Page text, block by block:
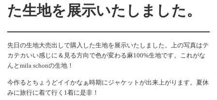
た生地を展示いたしました。
先日の生地大売出しで購入した生地を展示いたしました。上の写真はテ
カテカいい感じに＆見る方向で色が変わる麻100%生地です。これがな
んとmila schonの生地！
今作るとちょうどイイかなぁ時期にジャケットが出来上がります。夏休
みに旅行に着て行く1着に是非！